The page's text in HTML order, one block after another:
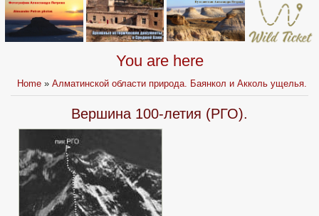
You are here
Home »Алматинской области природа. Баянкол и Акколь ущелья.
Вершина 100-летия (РГО).